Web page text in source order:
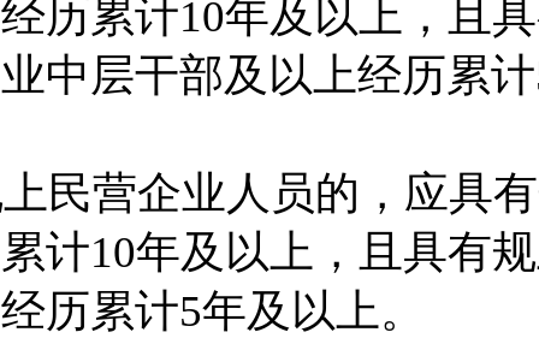
历累计10年及 以上，且
中层干部及以上经历累计
民营企业 人员的，应具有
计10年及 以上，且具有
历累计5年及以上。